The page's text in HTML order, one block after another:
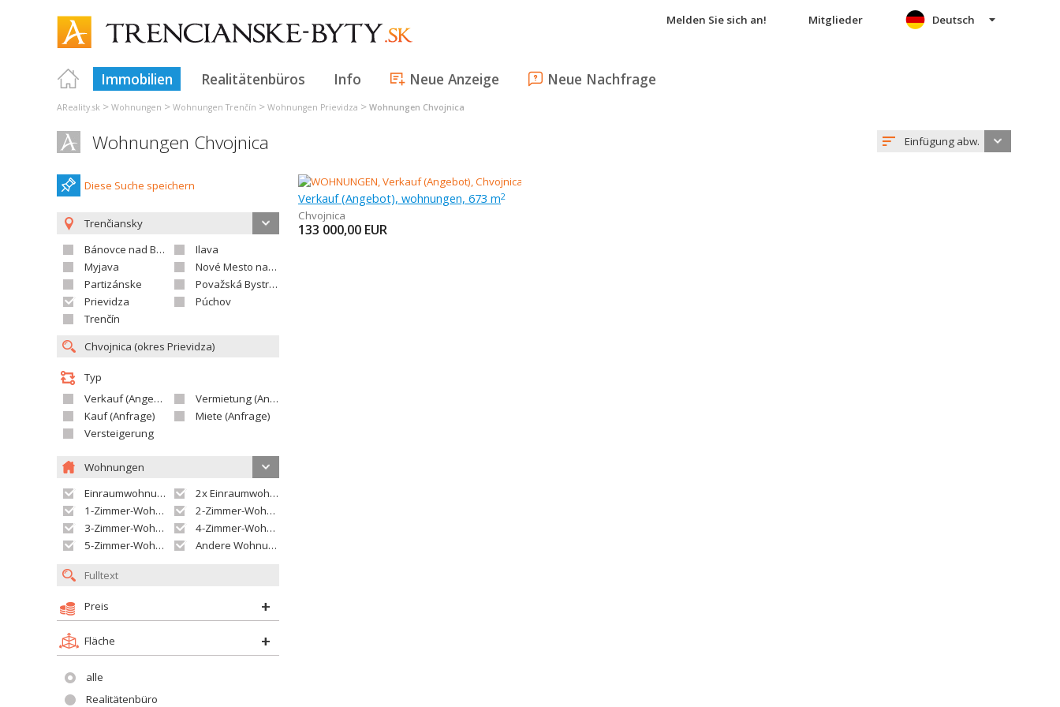
Melden Sie sich an! Mitglieder
Immobilien Realitätenbüros Info Neue Anzeige Neue Nachfrage
Deutsch
AReality.sk > Wohnungen > Wohnungen Trenčín > Wohnungen Prievidza > Wohnungen Chvojnica
Wohnungen Chvojnica Einfügung abw.
Diese Suche speichern
Trenčiansky
Bánovce nad Bebravou
Ilava
Myjava
Nové Mesto nad Váhom
Partizánske
Považská Bystrica
Prievidza
Púchov
Trenčín
Typ
Verkauf (Angebot)
Vermietung (Angebot)
Kauf (Anfrage)
Miete (Anfrage)
Versteigerung
Wohnungen
Einraumwohnung
2x Einraumwohnung
1-Zimmer-Wohnung
2-Zimmer-Wohnung
3-Zimmer-Wohnung
4-Zimmer-Wohnung
5-Zimmer-Wohnung und größer
Andere Wohnung
Preis
Fläche
alle
Realitätenbüro
Verkauf (Angebot), wohnungen, 673 m2
Chvojnica
133 000,00 EUR